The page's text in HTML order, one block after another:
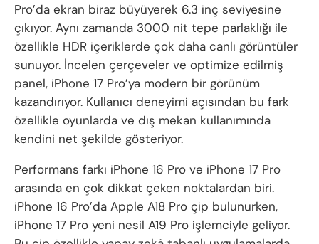
Pro’da ekran biraz büyüyerek 6.3 inç seviyesine
çıkıyor. Aynı zamanda 3000 nit tepe parlaklığı ile
özellikle HDR içeriklerde çok daha canlı görüntüler
sunuyor. İncelen çerçeveler ve optimize edilmiş
panel, iPhone 17 Pro’ya modern bir görünüm
kazandırıyor. Kullanıcı deneyimi açısından bu fark
özellikle oyunlarda ve dış mekan kullanımında
kendini net şekilde gösteriyor.
Performans farkı iPhone 16 Pro ve iPhone 17 Pro
arasında en çok dikkat çeken noktalardan biri.
iPhone 16 Pro’da Apple A18 Pro çip bulunurken,
iPhone 17 Pro yeni nesil A19 Pro işlemciyle geliyor.